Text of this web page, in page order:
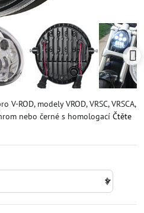
ROD, modely VROD, VRSC, VRSCA,
nebo černé s homologací Čtěte